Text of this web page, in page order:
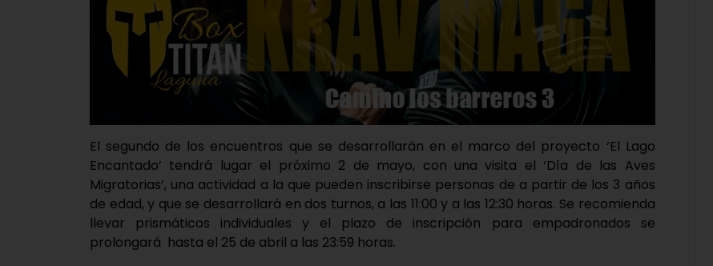
El segundo de los encuentros que se desarrollarán en el marco del proyecto ‘El Lago
Encantado’ tendrá lugar el próximo 2 de mayo, con una visita el ‘Día de las Aves
Migratorias’, una actividad a la que pueden inscribirse personas de a partir de los 3 años
de edad, y que se desarrollará en dos turnos, a las 11:00 y a las 12:30 horas. Se recomienda
llevar prismáticos individuales y el plazo de inscripción para empadronados se
prolongará hasta el 25 de abril a las 23:59 horas.